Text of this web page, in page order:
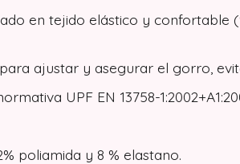
en tejido elástico y confortable
ajustar y asegurar el gorro,
UPF EN 13758-
poliamida y 8 % elastano.